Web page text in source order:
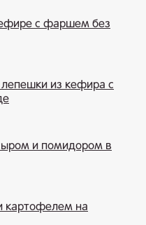
с фаршем без
из кефира с
и помидором в
картофелем на